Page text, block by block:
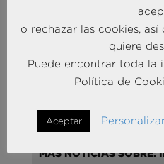
Andersen Consulting
España con la
30 Sep 2025
MÁS NOTICIAS SOBRE:
o rechazar las cookies,
quiere
Puede encontrar toda la
Política de
Aceptar